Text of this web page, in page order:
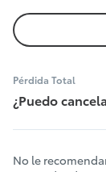
Pérdida Total
¿Puedo
No le